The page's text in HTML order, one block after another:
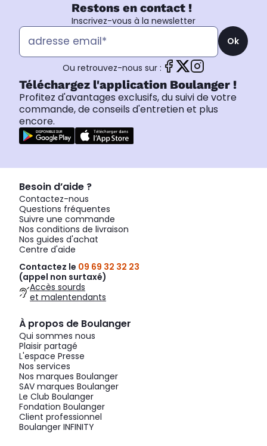
Restons en contact !
Inscrivez-vous à la newsletter
Ok
Ou retrouvez-nous sur :
Téléchargez l'application Boulanger !
Profitez d'avantages exclusifs, du suivi de votre
commande, de conseils d'entretien et plus
encore.
Besoin d’aide ?
Contactez-nous
Questions fréquentes
Suivre une commande
Nos conditions de livraison
Nos guides d'achat
Centre d'aide
Contactez le 09 69 32 32 23
(appel non surtaxé)
Accès sourds
et malentendants
À propos de Boulanger
Qui sommes nous
Plaisir partagé
L'espace Presse
Nos services
Nos marques Boulanger
SAV marques Boulanger
Le Club Boulanger
Fondation Boulanger
Client professionnel
Boulanger INFINITY